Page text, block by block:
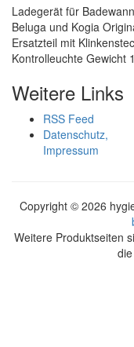
Ladegerät für
Beluga und Kogia
Ersatzteil mit
Kontrolleuchte Gewicht
Weitere Links
RSS Feed
Datenschutz,
Impressum
Copyright © 2026
Weitere Produktseiten
die